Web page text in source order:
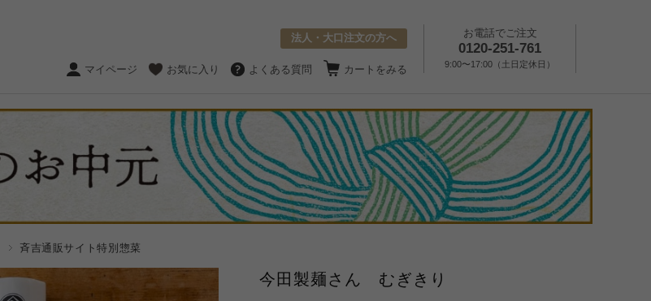
お電話でご注文
0120-251-761
9:00〜17:00（土日定休日）
法人・大口注文の方へ
マイページ お気に入り よくある質問 カートをみる
斉吉通販サイト特別惣菜
今田製麺さん むぎきり